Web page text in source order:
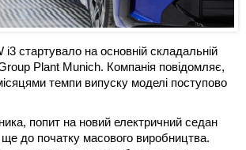
стартувало на основній складальній
Plant Munich. Компанія повідомляє,
темпи випуску моделі поступово
попит на новий електричний седан
до початку масового виробництва.